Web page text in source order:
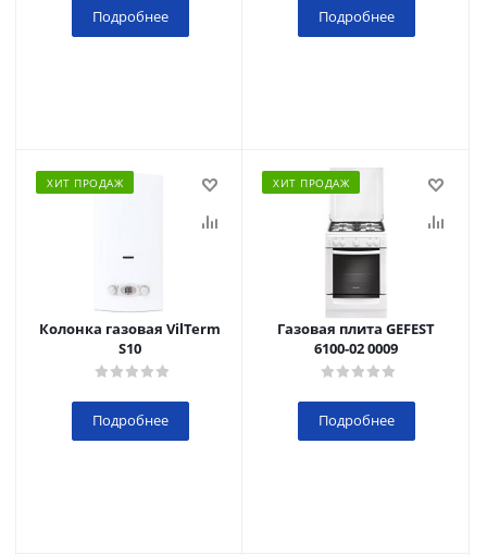
Подробнее Подробнее
ХИТ ПРОДАЖ
Колонка газовая VilTerm
S10
Подробнее
ХИТ ПРОДАЖ
Газовая плита GEFEST
6100-02 0009
Подробнее